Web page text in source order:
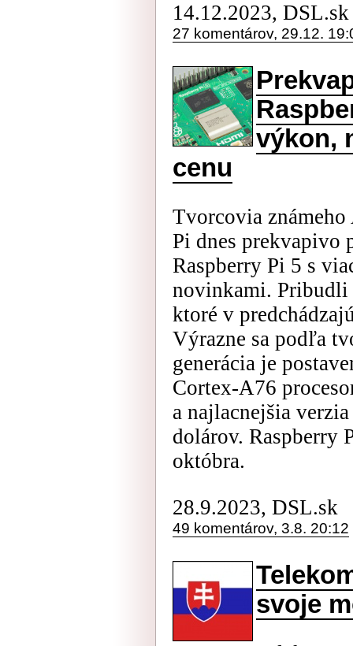
14.12.2023, DSL.sk
27 komentárov, 29.12.
výkon,
cenu
Tvorcovia
Pi dnes prekvapivo
Raspberry Pi 5 s
novinkami. Pribudli
ktoré v
Výrazne sa podľa
generácia je
Cortex-A76
a najlacnejšia
dolárov. Raspberry
októbra.
28.9.2023, DSL.sk
49 komentárov, 3.8. 20:12
svoje